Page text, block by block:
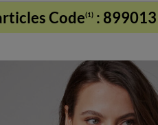
Code(1) : 899013